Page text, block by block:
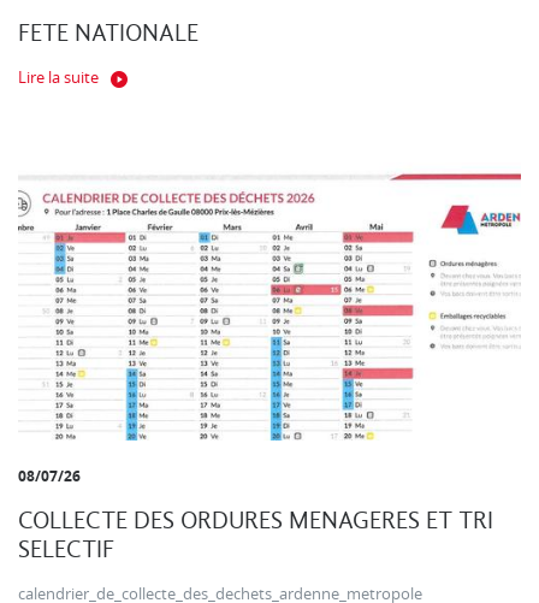
FETE NATIONALE
Lire la suite
08/07/26
COLLECTE DES ORDURES MENAGERES ET TRI
SELECTIF
calendrier_de_collecte_des_dechets_ardenne_metropole